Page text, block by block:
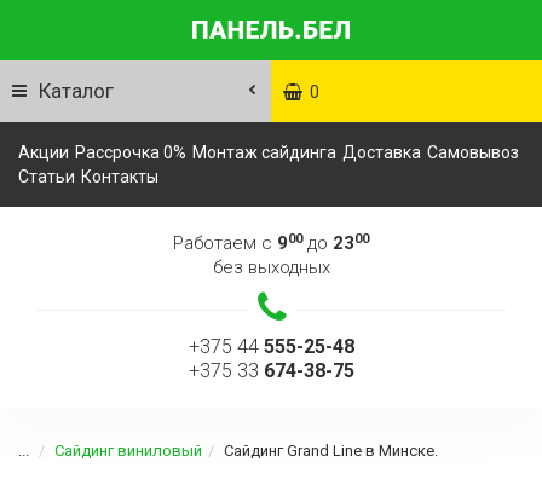
Каталог 0
Акции Рассрочка 0% Монтаж сайдинга Доставка Самовывоз
Статьи Контакты
Работаем с 900до 2300
без выходных
+375 44 555-25-48
+375 33 674-38-75
... Сайдинг виниловый Сайдинг Grand Line в Минске.